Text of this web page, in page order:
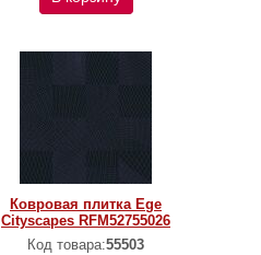
Ковровая плитка Ege
Cityscapes RFM52755026
Код товара:55503